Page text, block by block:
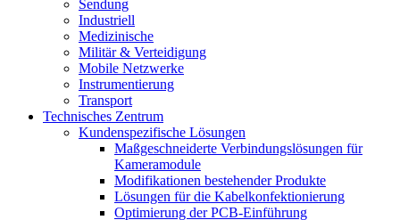
Sendung
Industriell
Medizinische
Militär & Verteidigung
Mobile Netzwerke
Instrumentierung
Transport
Technisches Zentrum
Kundenspezifische Lösungen
Maßgeschneiderte Verbindungslösungen für
Kameramodule
Modifikationen bestehender Produkte
Lösungen für die Kabelkonfektionierung
Optimierung der PCB-Einführung